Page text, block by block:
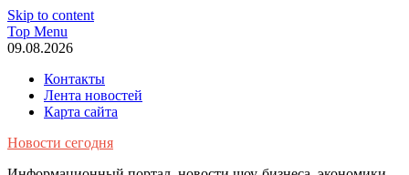
Skip to content
Top Menu
09.08.2026
Контакты
Лента новостей
Карта сайта
Новости сегодня